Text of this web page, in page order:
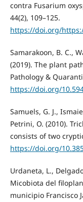
contra Fusarium
44(2), 109–125.
https://doi.org/
Samarakoon, B. C.,
(2019). The plant
Pathology &
https://doi.org/
Samuels, G. J.,
Petrini, O. (2010).
consists of two
https://doi.org/
Urdaneta, L.,
Micobiota del
municipio Francisco